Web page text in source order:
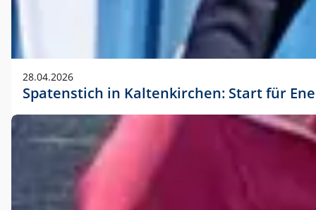
28.04.2026
Spatenstich in Kaltenkirchen: Start für